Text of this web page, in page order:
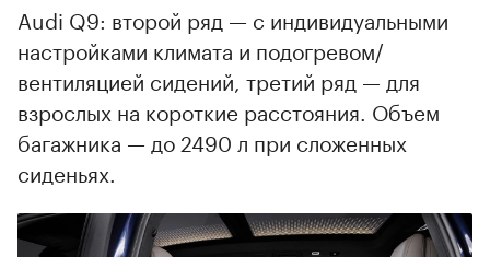
Audi Q9: второй ряд — с индивидуальными
настройками климата и подогревом/
вентиляцией сидений, третий ряд — для
взрослых на короткие расстояния. Объем
багажника — до 2490 л при сложенных
сиденьях.